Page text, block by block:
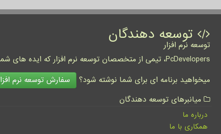
توسعه دهندگان
توسعه نرم افزار
PcDevelopers، تیمی از متخصصان توسعه نرم افزار که ایده های شما را به واقعیت تبدیل نموده و کسب و کار شما را متحول می کنند.
میخواهید برنامه ای برای شما نوشته شود؟
سفارش توسعه نرم
میانبرهای توسعه دهندگان
درباره ما
همکاری با ما